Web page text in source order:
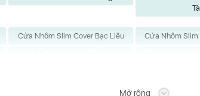
Cửa Nhôm Slim Cover Bạc Liêu Cửa Nhôm Slim
Mở rộng